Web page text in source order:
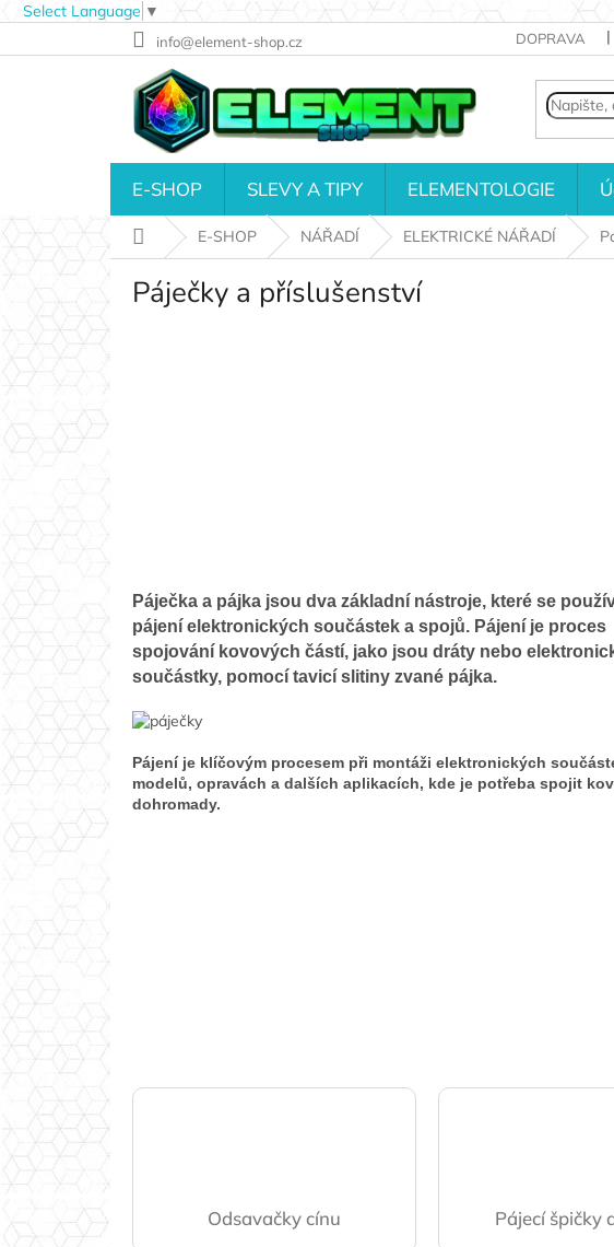
Select Language ▼
na
info@element-shop.cz DOPRAVA
E-SHOP SLEVY A TIPY ELEMENTOLOGIE
Domů E-SHOP NÁŘADÍ ELEKTRICKÉ NÁŘADÍ
Páječky a příslušenství
Páječka a pájka jsou dva základní nástroje, které se
pájení elektronických součástek a spojů. Pájení je proces
spojování kovových částí, jako jsou dráty nebo
součástky, pomocí tavicí slitiny zvané pájka.
Pájení je klíčovým procesem při montáži elektronických
modelů, opravách a dalších aplikacích, kde je potřeba spojit
dohromady.
Odsavačky cínu Pájecí špičky